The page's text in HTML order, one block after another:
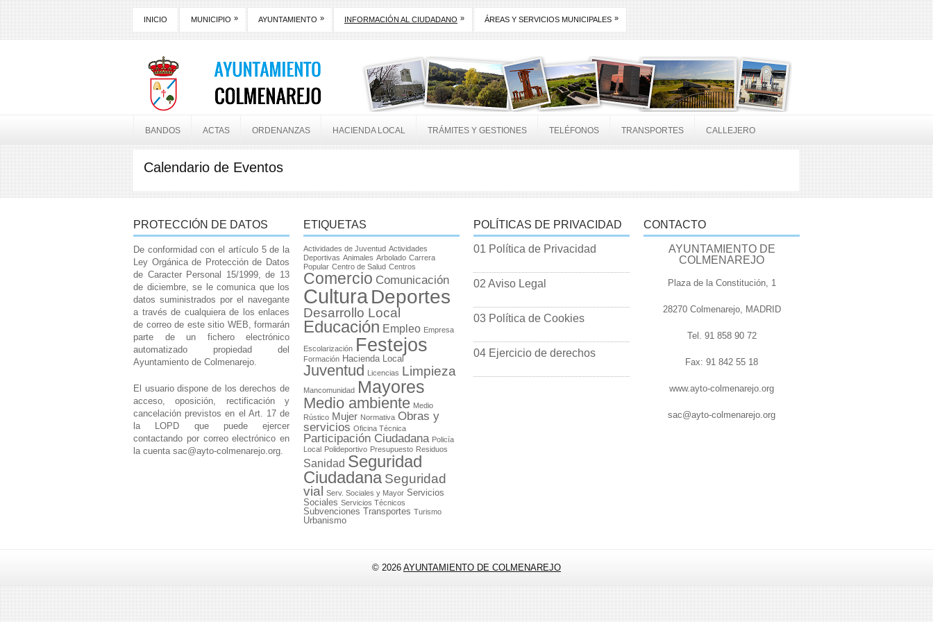
INICIO MUNICIPIO » AYUNTAMIENTO » INFORMACIÓN AL CIUDADANO » ÁREAS Y SERVICIOS MUNICIPALES »
BANDOS ACTAS ORDENANZAS HACIENDA LOCAL TRÁMITES Y GESTIONES TELÉFONOS TRANSPORTES CALLEJERO
Calendario de Eventos
PROTECCIÓN DE DATOS
De conformidad con el artículo 5 de la
Ley Orgánica de Protección de Datos
de Caracter Personal 15/1999, de 13
de diciembre, se le comunica que los
datos suministrados por el navegante
a través de cualquiera de los enlaces
de correo de este sitio WEB, formarán
parte de un fichero electrónico
automatizado propiedad del
Ayuntamiento de Colmenarejo.
El usuario dispone de los derechos de
acceso, oposición, rectificación y
cancelación previstos en el Art. 17 de
la LOPD que puede ejercer
contactando por correo electrónico en
la cuenta sac@ayto-colmenarejo.org.
ETIQUETAS
Actividades de Juventud Actividades
Deportivas Animales Arbolado Carrera
Popular Centro de Salud Centros
Comercio Comunicación
CulturaDeportes
Desarrollo Local
Educación Empleo Empresa
Escolarización Festejos
Formación Hacienda Local
Juventud Licencias Limpieza
Mancomunidad Mayores
Medio ambiente Medio
Rústico Mujer Normativa Obras y
servicios Oficina Técnica
Participación Ciudadana Policía
Local Polideportivo Presupuesto Residuos
Sanidad Seguridad
Ciudadana Seguridad
vial
Serv. Sociales y Mayor Servicios
Sociales Servicios Técnicos
Subvenciones Transportes Turismo
Urbanismo
POLÍTICAS DE PRIVACIDAD
01 Política de Privacidad
02 Aviso Legal
03 Política de Cookies
04 Ejercicio de derechos
CONTACTO
AYUNTAMIENTO DE
COLMENAREJO
Plaza de la Constitución, 1
28270 Colmenarejo, MADRID
Tel. 91 858 90 72
Fax: 91 842 55 18
www.ayto-colmenarejo.org
sac@ayto-colmenarejo.org
© 2026 AYUNTAMIENTO DE COLMENAREJO